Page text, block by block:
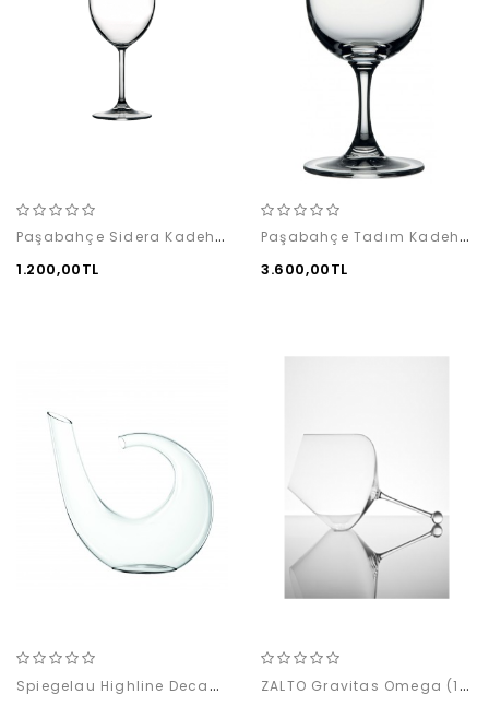
Paşabahçe Sidera Kadeh 6'lı
1.200,00TL
Paşabahçe Tadım Kadehi 12'li
3.600,00TL
Spiegelau Highline Decanter ZALTO Gravitas Omega (1 adet)